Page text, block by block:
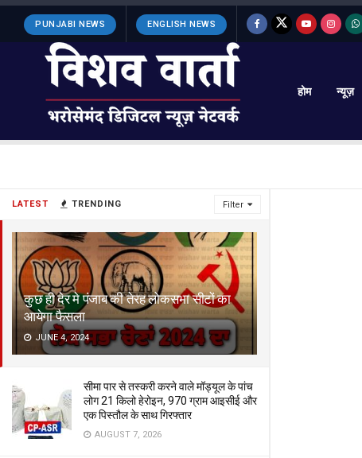
LATEST TRENDING Filter
कुछ ही देर मे पंजाब की तेरह लोकसभा सीटों का
आयेगा फैसला
JUNE 4, 2024
सीमा पार से तस्करी करने वाले मॉड्यूल के पांच
लोग 21 किलो हेरोइन, 970 ग्राम आइसीई और
एक पिस्तौल के साथ गिरफ्तार
AUGUST 7, 2026
PUNJABI NEWS ENGLISH NEWS
होम न्यूज़